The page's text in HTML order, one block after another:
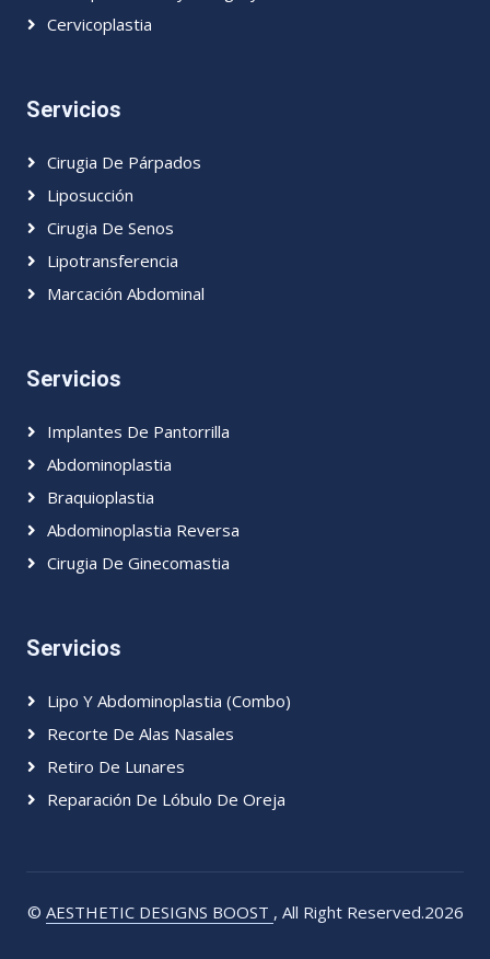
Cervicoplastia
Servicios
Cirugia De Párpados
Liposucción
Cirugia De Senos
Lipotransferencia
Marcación Abdominal
Servicios
Implantes De Pantorrilla
Abdominoplastia
Braquioplastia
Abdominoplastia Reversa
Cirugia De Ginecomastia
Servicios
Lipo Y Abdominoplastia (Combo)
Recorte De Alas Nasales
Retiro De Lunares
Reparación De Lóbulo De Oreja
© AESTHETIC DESIGNS BOOST , All Right Reserved.2026